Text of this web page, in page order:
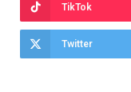
TikTok
Twitter